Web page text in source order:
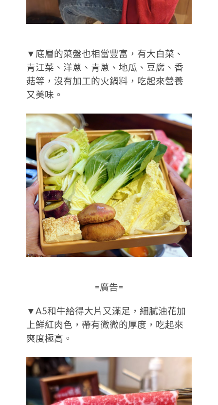
▼底層的菜盤也相當豐富，有大白菜、
青江菜、洋蔥、青蔥、地瓜、豆腐、香
菇等，沒有加工的火鍋料，吃起來營養
又美味。
=廣告=
▼A5和牛給得大片又滿足，細膩油花加
上鮮紅肉色，帶有微微的厚度，吃起來
爽度極高。